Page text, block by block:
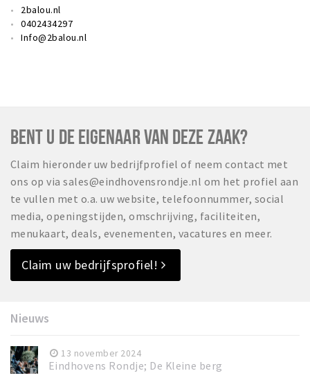
2balou.nl
0402434297
Info@2balou.nl
BENT U DE EIGENAAR VAN DEZE ZAAK?
Claim hieronder uw bedrijfprofiel of neem contact met
ons op via sales@eindhovensrondje.nl om het profiel aan
te vullen met o.a. uw website, telefoonnummer, social
media, openingstijden, omschrijving, faciliteiten,
menukaart, deals, evenementen, vacatures en meer.
Claim uw bedrijfsprofiel!
Nieuws
13 november 2024
Eindhovens Rondje; De Kleine berg